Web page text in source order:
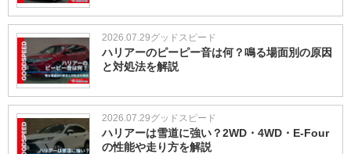
2026.07.29グッドスピード
ハリアーのピーピー音は何？鳴る場面別の原因
と対処法を解説
2026.07.29グッドスピード
ハリアーは雪道に強い？2WD・4WD・E-Four
の性能や走り方を解説